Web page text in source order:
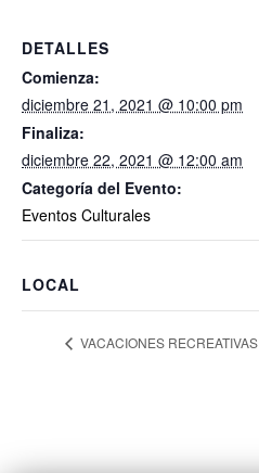
DETALLES
Comienza:
diciembre 21, 2021 @ 10:00 pm
Finaliza:
diciembre 22, 2021 @ 12:00 am
Categoría del Evento:
Eventos Culturales
LOCAL
VACACIONES RECREATIVAS